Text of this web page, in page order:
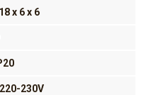
x 6 x 6
230V